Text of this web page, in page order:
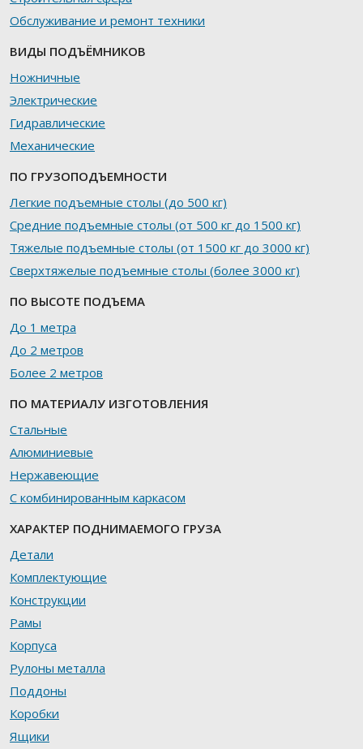
Обслуживание и ремонт техники
ВИДЫ ПОДЪЁМНИКОВ
Ножничные
Электрические
Гидравлические
Механические
ПО ГРУЗОПОДЪЕМНОСТИ
Легкие подъемные столы (до 500 кг)
Средние подъемные столы (от 500 кг до 1500 кг)
Тяжелые подъемные столы (от 1500 кг до 3000 кг)
Сверхтяжелые подъемные столы (более 3000 кг)
ПО ВЫСОТЕ ПОДЪЕМА
До 1 метра
До 2 метров
Более 2 метров
ПО МАТЕРИАЛУ ИЗГОТОВЛЕНИЯ
Стальные
Алюминиевые
Нержавеющие
С комбинированным каркасом
ХАРАКТЕР ПОДНИМАЕМОГО ГРУЗА
Детали
Комплектующие
Конструкции
Рамы
Корпуса
Рулоны металла
Поддоны
Коробки
Ящики